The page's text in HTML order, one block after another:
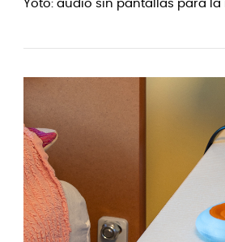
Yoto: audio sin pantallas para la